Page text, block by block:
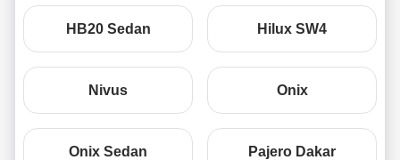
HB20 Sedan Hilux SW4
Nivus Onix
Onix Sedan Pajero Dakar